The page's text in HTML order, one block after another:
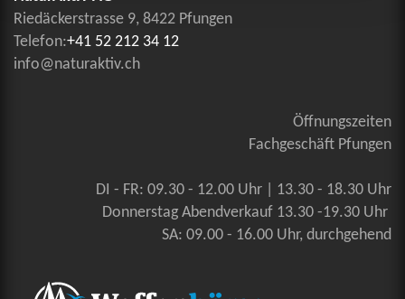
Riedäckerstrasse 9, 8422 Pfungen
Telefon:+41 52 212 34 12
info@naturaktiv.ch
Öffnungszeiten
Fachgeschäft Pfungen
DI - FR: 09.30 - 12.00 Uhr | 13.30 - 18.30 Uhr
Donnerstag Abendverkauf 13.30 -19.30 Uhr
SA: 09.00 - 16.00 Uhr, durchgehend